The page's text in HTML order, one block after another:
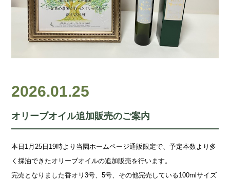
2026.01.25
オリーブオイル追加販売のご案内
本日1月25日19時より当園ホームページ通販限定で、予定本数より多
く採油できたオリーブオイルの追加販売を行います。
完売となりました香オリ3号、5号、その他完売している100mlサイズ